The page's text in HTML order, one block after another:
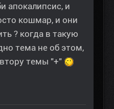
апокалипсис, и
кошмар, и они
? когда в такую
тема не об этом,
темы "+"